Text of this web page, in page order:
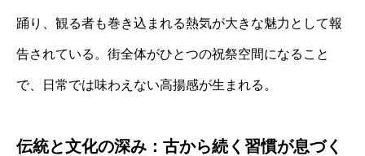
踊り、観る者も巻き込まれる熱気が大きな魅力として報
告されている。街全体がひとつの祝祭空間になること
で、日常では味わえない高揚感が生まれる。
伝統と文化の深み：古から続く習慣が息づく